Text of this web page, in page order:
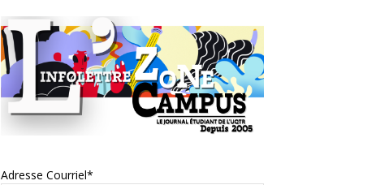
Adresse Courriel*